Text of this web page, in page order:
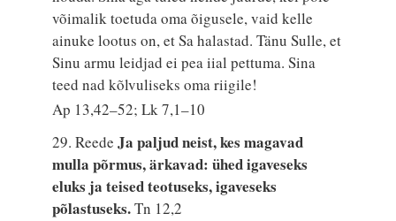
võimalik toetuda oma õigusele, vaid kelle
ainuke lootus on, et Sa halastad. Tänu Sulle, et
Sinu armu leidjad ei pea iial pettuma. Sina
teed nad kõlvuliseks oma riigile!
Ap 13,42–52; Lk 7,1–10
29. ReedeJa paljud neist, kes magavad
mulla põrmus, ärkavad: ühed igaveseks
eluks ja teised teotuseks, igaveseks
põlastuseks.Tn 12,2